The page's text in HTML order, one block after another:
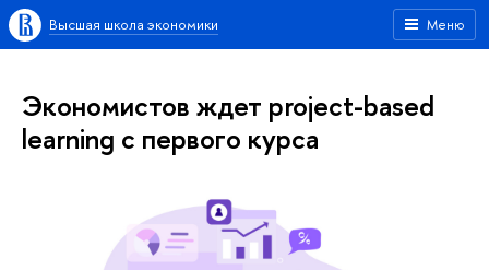
Меню
Высшая школа экономики
Экономистов ждет project-based
learning с первого курса